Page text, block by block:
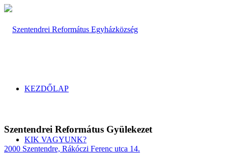
KEZDŐLAP
KIK VAGYUNK?
Szentendrei Református Gyülekezet
2000 Szentendre, Rákóczi Ferenc utca 14.